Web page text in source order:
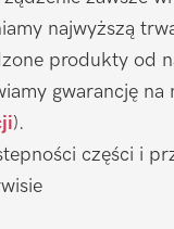
najwyższą
produkty od
gwarancję na
).
części i